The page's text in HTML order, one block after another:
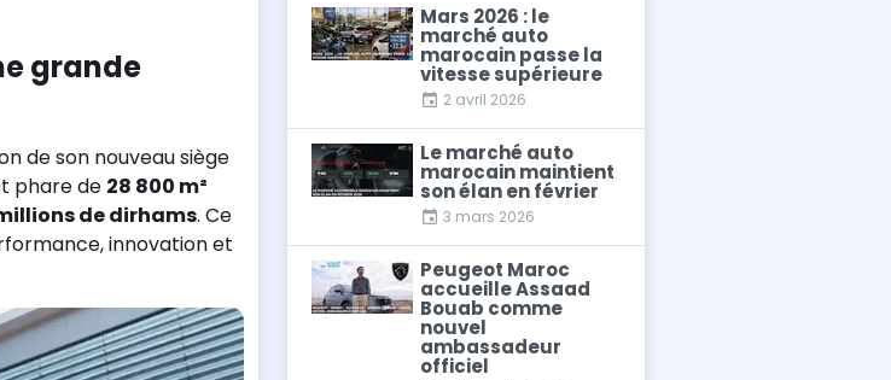
grande
de son nouveau siège
phare de 28 800 m²
de dirhams. Ce
innovation et
Mars 2026 : le
marché auto
marocain passe la
vitesse supérieure
2 avril 2026
Le marché auto
marocain maintient
son élan en février
3 mars 2026
Peugeot Maroc
accueille Assaad
Bouab comme
nouvel
ambassadeur
officiel